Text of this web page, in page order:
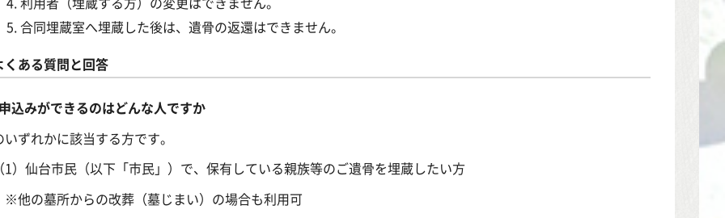
合同埋蔵室へ埋蔵した後は、遺骨の返還はできません。
くある質問と回答
込みができるのはどんな人ですか
いずれかに該当する方です。
1）仙台市民（以下「市民」）で、保有している親族等のご遺骨を埋蔵したい方
の墓所からの改葬（墓じまい）の場合も利用可